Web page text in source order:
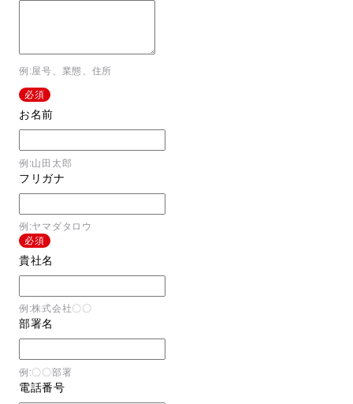
例:屋号、業態、住所
必須
お名前
例:山田太郎
フリガナ
例:ヤマダタロウ
必須
貴社名
例:株式会社〇〇
部署名
例:〇〇部署
電話番号